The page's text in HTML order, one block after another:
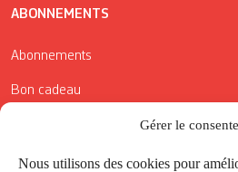
Gérer le
Nous utilisons des cookies pour
ABONNEMENTS
Abonnements
Bon cadeau
Conditions générales de vente
Réductions de la Carte Côté Courrier